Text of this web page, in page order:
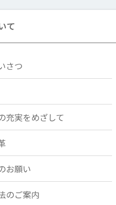
て
さつ
充実をめざして
お願い
のご案内